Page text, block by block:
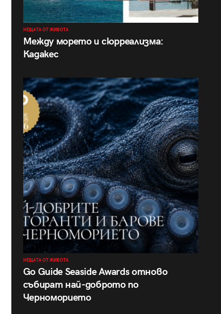
НЕЩАТА ОТ ЖИВОТА
Между морето и сюрреализма:
Кадакес
НЕЩАТА ОТ ЖИВОТА
Go Guide Seaside Awards отново
събират най-доброто по
Черноморието